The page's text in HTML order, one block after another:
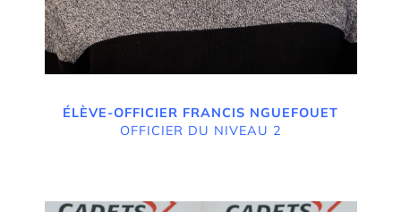
ÉLÈVE-OFFICIER FRANCIS NGUEFOUET
OFFICIER DU NIVEAU 2